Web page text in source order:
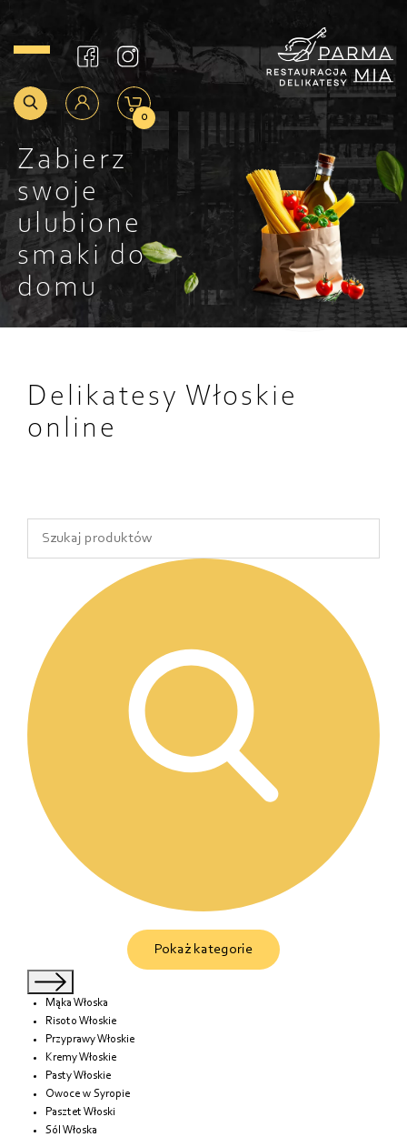
0
Zabierz
swoje
ulubione
smaki do
domu
Delikatesy Włoskie
online
Pokaż kategorie
Mąka Włoska
Risoto Włoskie
Przyprawy Włoskie
Kremy Włoskie
Pasty Włoskie
Owoce w Syropie
Pasztet Włoski
Sól Włoska